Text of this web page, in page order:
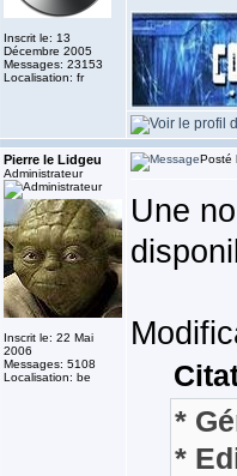
Inscrit le: 13
Décembre 2005
Messages: 23153
Localisation: fr
Pierre le Lidgeu
Administrateur
Inscrit le: 22 Mai
2006
Messages: 5108
Localisation: be
Posté
Une
*
*